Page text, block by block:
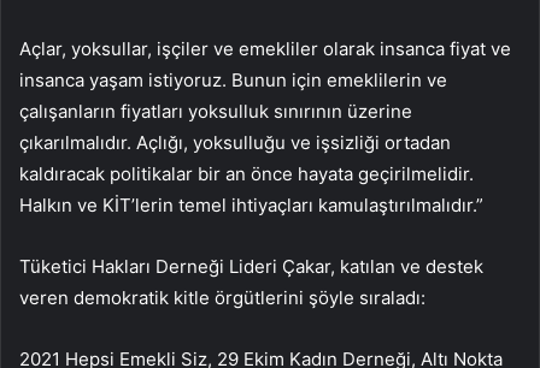
Açlar, yoksullar, işçiler ve emekliler olarak insanca fiyat ve
insanca yaşam istiyoruz. Bunun için emeklilerin ve
çalışanların fiyatları yoksulluk sınırının üzerine
çıkarılmalıdır. Açlığı, yoksulluğu ve işsizliği ortadan
kaldıracak politikalar bir an önce hayata geçirilmelidir.
Halkın ve KİT’lerin temel ihtiyaçları kamulaştırılmalıdır.”
Tüketici Hakları Derneği Lideri Çakar, katılan ve destek
veren demokratik kitle örgütlerini şöyle sıraladı:
2021 Hepsi Emekli Siz, 29 Ekim Kadın Derneği, Altı Nokta